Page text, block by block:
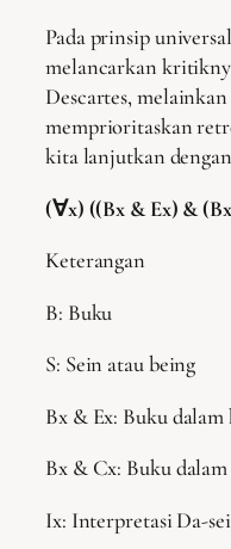
Pada prinsip
melancarkan
Descartes,
memprioritaskan
kita lanjutkan
(∀x) ((Bx & Ex) &
Keterangan
B: Buku
S: Sein atau being
Bx & Ex: Buku dalam
Bx & Cx: Buku
Ix: Interpretasi Da-